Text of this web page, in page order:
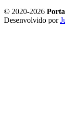
© 2020-2026
Desenvolvido por